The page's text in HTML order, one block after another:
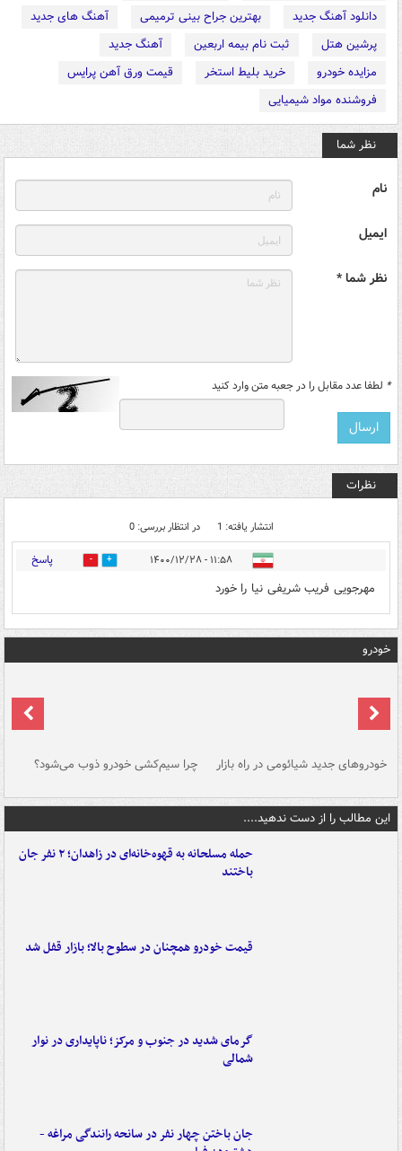
دانلود آهنگ جدید
بهترین جراح بینی ترمیمی
آهنگ های جدید
پرشین هتل
ثبت نام بیمه اربعین
آهنگ جدید
مزایده خودرو
خرید بلیط استخر
قیمت ورق آهن پرایس
فروشنده مواد شیمیایی
نظر شما
نام
ایمیل
نظر شما *
* لطفا عدد مقابل را در جعبه متن وارد کنید
نظرات
انتشار یافته: 1 در انتظار بررسی: 0
۱۱:۵۸ - ۱۴۰۰/۱۲/۲۸ 0 پاسخ
مهرجویی فریب شریفی نیا را خورد
خودرو
خودروهای جدید شیائومی در راه بازار چرا سیم‌کشی خودرو ذوب می‌شود؟
این مطالب را از دست ندهید....
حمله مسلحانه به قهوه‌خانه‌ای در زاهدان؛ ۲ نفر جان
باختند
قیمت خودرو همچنان در سطوح بالا؛ بازار قفل شد
گرمای شدید در جنوب و مرکز؛ ناپایداری در نوار
شمالی
جان باختن چهار نفر در سانحه رانندگی مراغه -